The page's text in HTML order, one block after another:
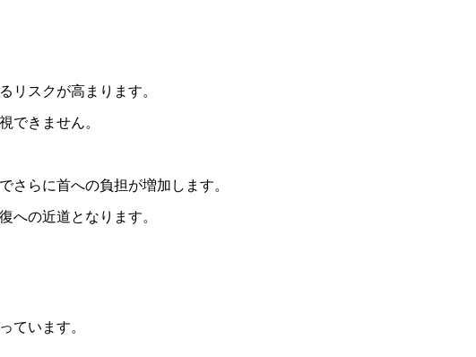
リスクが高まります。
できません。
さらに首への負担が増加します。
への近道となります。
ています。